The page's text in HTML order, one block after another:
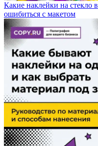
Какие наклейки на стекло
ошибиться с макетом